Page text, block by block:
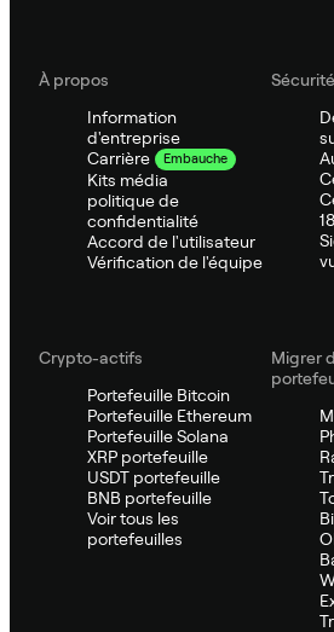
À propos
Information
d'entreprise
Carrière
Embauche
Kits média
politique de
confidentialité
Accord de l'utilisateur
Vérification de l'équipe
Crypto-actifs
Portefeuille Bitcoin
Portefeuille Ethereum
Portefeuille Solana
XRP portefeuille
USDT portefeuille
BNB portefeuille
Voir tous les
portefeuilles
Migrer